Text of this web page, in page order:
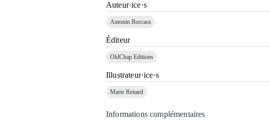
Auteur·ice·s
Antonin Boccara
Éditeur
OldChap Editions
Illustrateur·ice·s
Marie Renard
Informations complémentaires